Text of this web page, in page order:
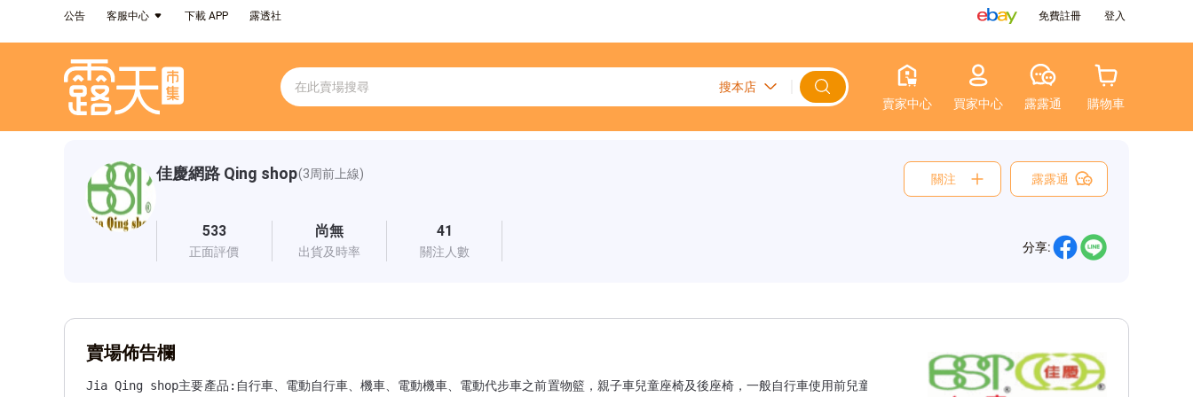
公告 客服中心 下載 APP 露透社 免費註冊 登入
賣家中心 買家中心 露露通 購物車
佳慶網路 Qing shop(3周前上線)
533
正面評價
尚無
出貨及時率
41
關注人數
關注 露露通
分享:
賣場佈告欄
Jia Qing shop主要產品:自行車、電動自行車、機車、電動機車、電動代步車之前置物籃，親子車兒童座椅及後座椅，一般自行車使用前兒童座椅之延伸座管 我們本著精益求精的精神，不斷的研究